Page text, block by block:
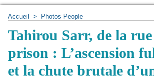
Accueil > Photos People
Tahirou Sarr, de la
prison : L’ascension
et la chute brutale